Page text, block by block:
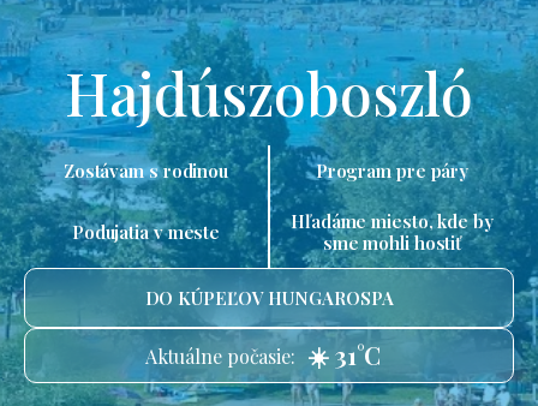
Hajdúszoboszló
Zostávam s rodinou Program pre páry
Podujatia v meste
Hľadáme miesto, kde by
sme mohli hostiť
DO KÚPEĽOV HUNGAROSPA
Aktuálne počasie: ☀️ 31°C